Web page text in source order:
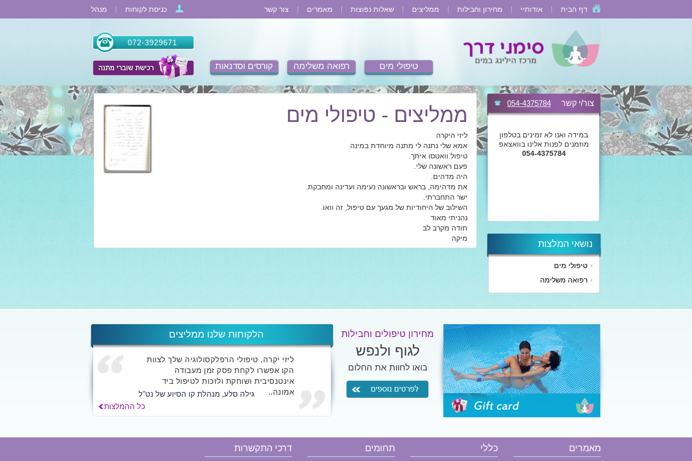
מנהל כניסת לקוחות דף הבית אודותיי מחירון וחבילות ממליצים שאלות נפוצות מאמרים צור קשר
072-3929671
קורסים וסדנאות רפואה משלימה טיפולי מים
ממליצים - טיפולי מים
ליזי היקרה
אמא שלי נתנה לי מתנה מיוחדת במינה
טיפול וואטסו איתך.
פעם ראשונה שלי.
היה מדהים.
את מדהימה, בראש ובראשונה נעימה ועדינה ומחבקת.
ישר התחברתי.
השילוב של היחודיות של מגעך עם טיפול, זה וואו.
נהניתי מאוד
תודה מקרב לב
מיקה
054-4375784 צור/י קשר
במידה ואנו לא זמינים בטלפון
מוזמנים לפנות אלינו בוואצאפ
054-4375784
נושאי המלצות
טיפולי מים
רפואה משלימה
הלקוחות שלנו ממליצים
כל ההמלצות
ליזי יקרה, טיפולי הרפלקסולוגיה שלך לצוות
הקו אפשרו לקחת פסק זמן מעבודה
אינטנסיבית ושוחקת ולזכות לטיפול ביד
אמונה..
גילה סלע, מנהלת קו הסיוע של נט"ל
מחירון טיפולים וחבילות
לגוף ולנפש
בואו לחוות את החלום
הזמן שובר
מאמרים כללי תחומים דרכי התקשרות